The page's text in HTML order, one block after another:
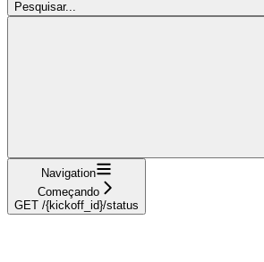
Pesquisar...
Navigation
Começando
GET /{kickoff_id}/status